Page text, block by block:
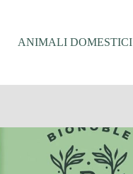
ANIMALI DOMESTICI